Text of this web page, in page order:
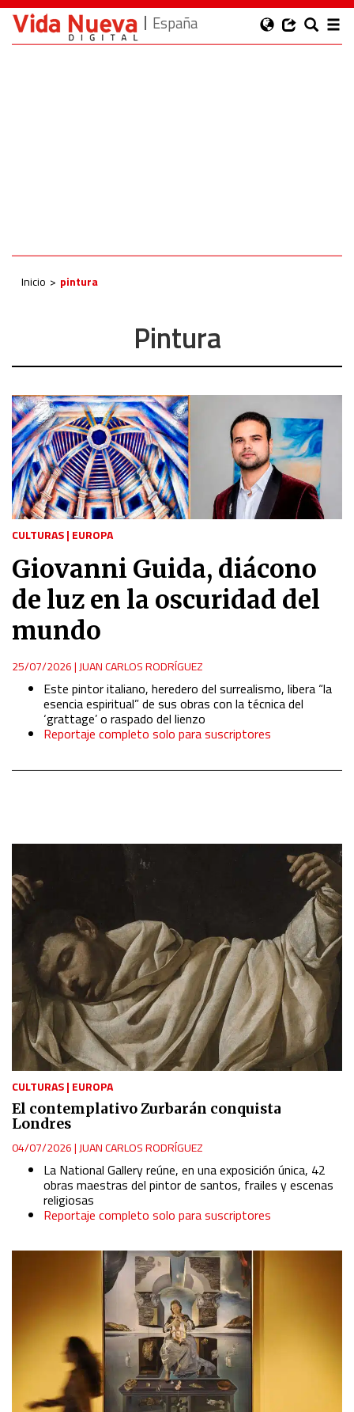
España
Inicio pintura
Pintura
CULTURAS| EUROPA
Giovanni Guida, diácono
de luz en la oscuridad del
mundo
25/07/2026| JUAN CARLOS RODRÍGUEZ
Este pintor italiano, heredero del surrealismo, libera “la
esencia espiritual” de sus obras con la técnica del
‘grattage’ o raspado del lienzo
Reportaje completo solo para suscriptores
CULTURAS| EUROPA
El contemplativo Zurbarán conquista
Londres
04/07/2026| JUAN CARLOS RODRÍGUEZ
La National Gallery reúne, en una exposición única, 42
obras maestras del pintor de santos, frailes y escenas
religiosas
Reportaje completo solo para suscriptores